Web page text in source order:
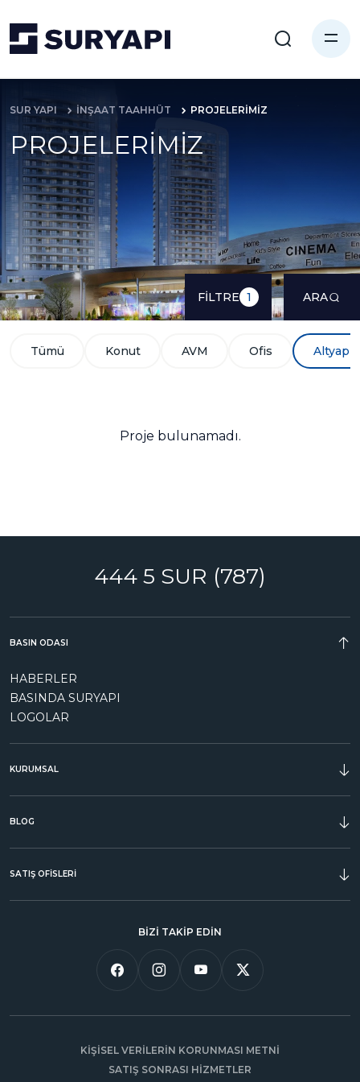
SUR YAPI İNŞAAT TAAHHÜT PROJELERİMİZ
PROJELERİMİZ
FİLTRE 1 ARA
Tümü Konut AVM Ofis Altyapı
Proje bulunamadı.
444 5 SUR (787)
BİZİ TAKİP EDİN
BASIN ODASI
HABERLER
BASINDA SURYAPI
LOGOLAR
KURUMSAL
BLOG
SATIŞ OFİSLERİ
KİŞİSEL VERİLERİN KORUNMASI METNİ
SATIŞ SONRASI HİZMETLER